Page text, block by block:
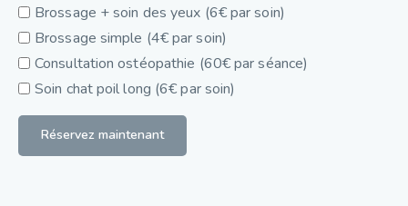
Brossage + soin des yeux (6€ par soin)
Brossage simple (4€ par soin)
Consultation ostéopathie (60€ par séance)
Soin chat poil long (6€ par soin)
Réservez maintenant